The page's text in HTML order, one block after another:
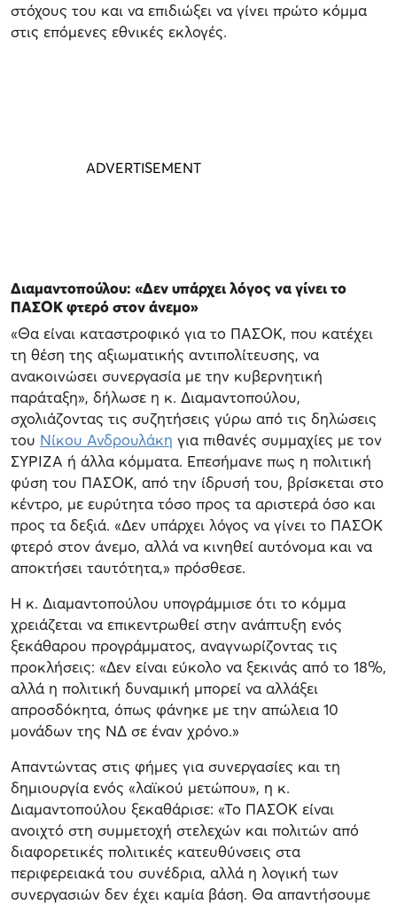
στόχους του και να επιδιώξει να γίνει πρώτο κόμμα
στις επόμενες εθνικές εκλογές.
Διαμαντοπούλου: «Δεν υπάρχει λόγος να γίνει το
ΠΑΣΟΚ φτερό στον άνεμο»
«Θα είναι καταστροφικό για το ΠΑΣΟΚ, που κατέχει
τη θέση της αξιωματικής αντιπολίτευσης, να
ανακοινώσει συνεργασία με την κυβερνητική
παράταξη», δήλωσε η κ. Διαμαντοπούλου,
σχολιάζοντας τις συζητήσεις γύρω από τις δηλώσεις
του Νίκου Ανδρουλάκη για πιθανές συμμαχίες με τον
ΣΥΡΙΖΑ ή άλλα κόμματα. Επεσήμανε πως η πολιτική
φύση του ΠΑΣΟΚ, από την ίδρυσή του, βρίσκεται στο
κέντρο, με ευρύτητα τόσο προς τα αριστερά όσο και
προς τα δεξιά. «Δεν υπάρχει λόγος να γίνει το ΠΑΣΟΚ
φτερό στον άνεμο, αλλά να κινηθεί αυτόνομα και να
αποκτήσει ταυτότητα,» πρόσθεσε.
Η κ. Διαμαντοπούλου υπογράμμισε ότι το κόμμα
χρειάζεται να επικεντρωθεί στην ανάπτυξη ενός
ξεκάθαρου προγράμματος, αναγνωρίζοντας τις
προκλήσεις: «Δεν είναι εύκολο να ξεκινάς από το 18%,
αλλά η πολιτική δυναμική μπορεί να αλλάξει
απροσδόκητα, όπως φάνηκε με την απώλεια 10
μονάδων της ΝΔ σε έναν χρόνο.»
Απαντώντας στις φήμες για συνεργασίες και τη
δημιουργία ενός «λαϊκού μετώπου», η κ.
Διαμαντοπούλου ξεκαθάρισε: «Το ΠΑΣΟΚ είναι
ανοιχτό στη συμμετοχή στελεχών και πολιτών από
διαφορετικές πολιτικές κατευθύνσεις στα
περιφερειακά του συνέδρια, αλλά η λογική των
συνεργασιών δεν έχει καμία βάση. Θα απαντήσουμε